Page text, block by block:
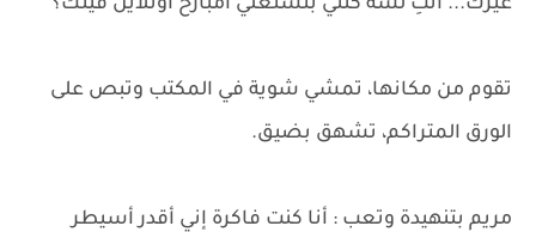
غيرك... انتِ لسة كنتي بتشتغلي امبارح اونلاين فينك؟
تقوم من مكانها، تمشي شوية في المكتب وتبص على
الورق المتراكم، تشهق بضيق.
مريم بتنهيدة وتعب : أنا كنت فاكرة إني أقدر أسيطر